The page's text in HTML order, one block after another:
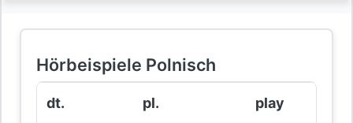
Hörbeispiele Polnisch
dt. pl. play